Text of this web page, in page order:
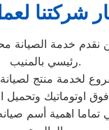
شركتنا
نقدم خدمة الصيانة
رئيسي بالمنيب.
لخدمة منتج لصيانة
اهمية أسم صيانه